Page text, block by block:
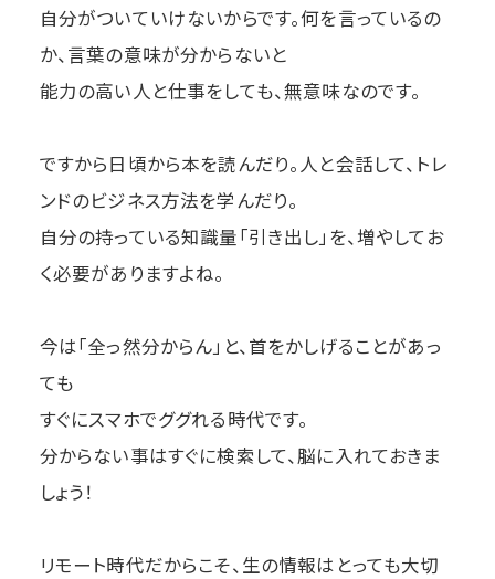
自分がついていけないからです。何を言っているの
か、言葉の意味が分からないと
能力の高い人と仕事をしても、無意味なのです。
ですから日頃から本を読んだり。人と会話して、トレ
ンドのビジネス方法を学んだり。
自分の持っている知識量「引き出し」を、増やしてお
く必要がありますよね。
今は「全っ然分からん」と、首をかしげることがあっ
ても
すぐにスマホでググれる時代です。
分からない事はすぐに検索して、脳に入れておきま
しょう！
リモート時代だからこそ、生の情報はとっても大切